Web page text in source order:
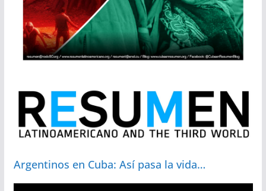
Argentinos en Cuba: Así pasa la vida…